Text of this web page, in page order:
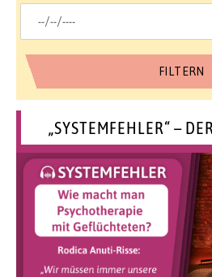
„SYSTEMFEHLER“ –